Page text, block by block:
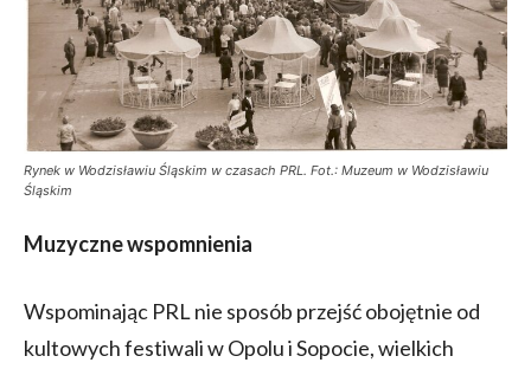
Rynek w Wodzisławiu Śląskim w czasach PRL. Fot.: Muzeum w Wodzisławiu
Śląskim
Muzyczne wspomnienia
Wspominając PRL nie sposób przejść obojętnie od
kultowych festiwali w Opolu i Sopocie, wielkich